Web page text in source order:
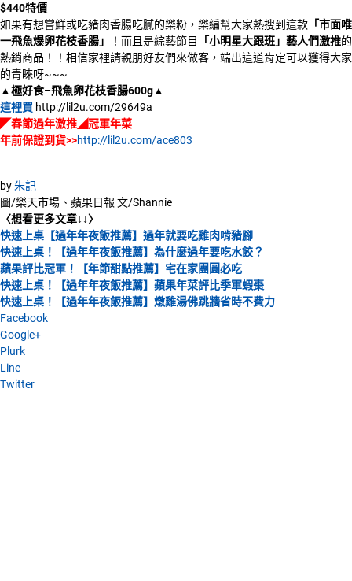
$440特價
如果有想嘗鮮或吃豬肉香腸吃膩的樂粉，樂編幫大家熱搜到這款 「市面唯
一飛魚爆卵花枝香腸」 ！而且是綜藝節目 「小明星大跟班」藝人們激推的
熱銷商品！！相信家裡請親朋好友們來做客，端出這道肯定可以獲得大家
的青睞呀~~~
▲極好食–飛魚卵花枝香腸600g▲
這裡買 http://lil2u.com/29649a
◤春節過年激推◢冠軍年菜
年前保證到貨>>http://lil2u.com/ace803
by朱記
圖/樂天市場、蘋果日報 文/Shannie
〈想看更多文章↓↓〉
快速上桌【過年年夜飯推薦】過年就要吃雞肉啃豬腳
快速上桌！【過年年夜飯推薦】為什麼過年要吃水餃？
蘋果評比冠軍！【年節甜點推薦】宅在家團圓必吃
快速上桌！【過年年夜飯推薦】蘋果年菜評比季軍蝦棗
快速上桌！【過年年夜飯推薦】燉雞湯佛跳牆省時不費力
Facebook
Google+
Plurk
Line
Twitter